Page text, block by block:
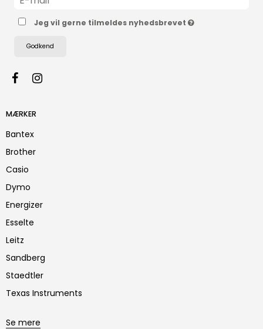
Jeg vil gerne tilmeldes nyhedsbrevet
Godkend
MÆRKER
Bantex
Brother
Casio
Dymo
Energizer
Esselte
Leitz
Sandberg
Staedtler
Texas Instruments
Se mere